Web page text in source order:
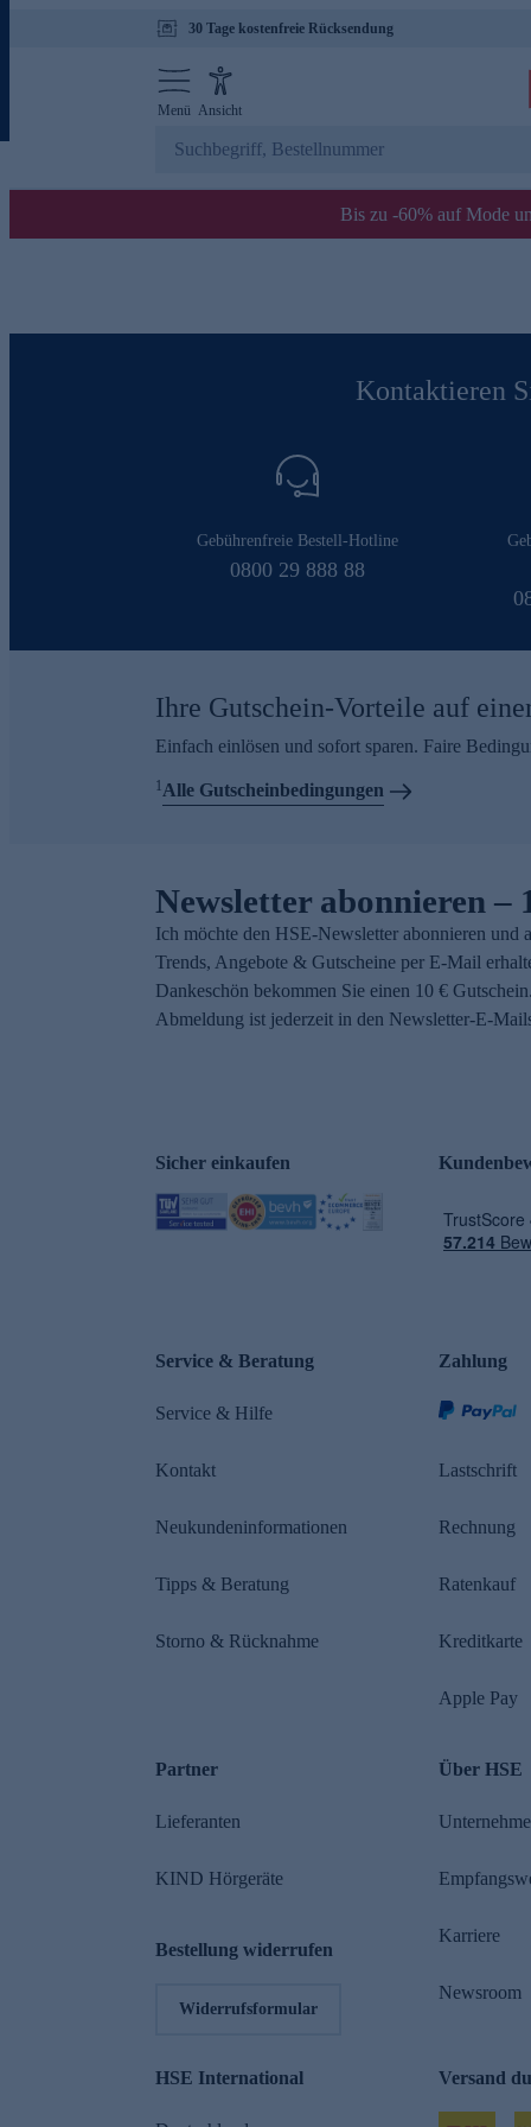
30 Tage kostenfreie Rücksendung
Menü Ansicht
Bis zu -60% auf Mode
Kontaktieren
Gebührenfreie Bestell-Hotline
0800 29 888 88
Ihre Gutschein-Vorteile auf
Einfach einlösen und sofort sparen. Faire
1Alle Gutscheinbedingungen
Newsletter abonnieren –
Ich möchte den HSE-Newsletter abonnieren und
Trends, Angebote & Gutscheine per E-Mail
Dankeschön bekommen Sie einen 10 €
Abmeldung ist jederzeit in den Newsletter-E-
Sicher einkaufen
Service & Beratung
Service & Hilfe
Kontakt
Neukundeninformationen
Tipps & Beratung
Storno & Rücknahme
Zahlung
Lastschrift
Rechnung
Ratenkauf
Kreditkarte
Apple Pay
Partner
Lieferanten
KIND Hörgeräte
Bestellung widerrufen
Widerrufsformular
Über HSE
Karriere
Newsroom
HSE International Versand